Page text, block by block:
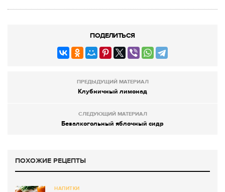
ПОДЕЛИТЬСЯ
ПРЕДЫДУЩИЙ МАТЕРИАЛ
Клубничный лимонад
СЛЕДУЮЩИЙ МАТЕРИАЛ
Безалкогольный яблочный сидр
ПОХОЖИЕ РЕЦЕПТЫ
НАПИТКИ